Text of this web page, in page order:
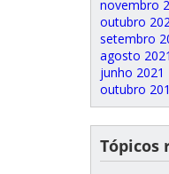
novembro
outubro
setembro
agosto 2021
junho 2021
outubro
Tópicos